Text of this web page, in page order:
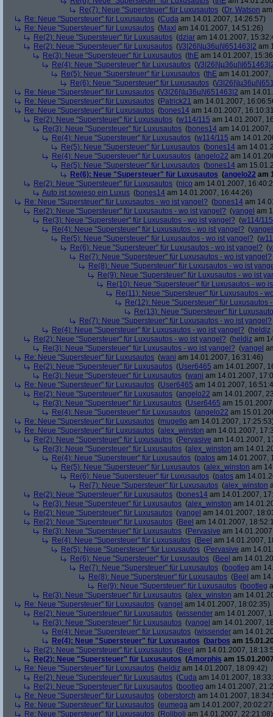
Re(7): Neue "Supersteuer" für Luxusautos (Dr. Watson
Re: Neue "Supersteuer" für Luxusautos (Cuda am 14.01.2007, 14:26:57)
Re: Neue "Supersteuer" für Luxusautos (Maxl am 14.01.2007, 14:51:26)
Re(2): Neue "Supersteuer" für Luxusautos (dziar am 14.01.2007,
Re(2): Neue "Supersteuer" für Luxusautos (\/3|26|\|µ36µ|\|651463|2 am
Re(3): Neue "Supersteuer" für Luxusautos (thE am 14.01.2007,
Re(4): Neue "Supersteuer" für Luxusautos (\/
Re(5): Neue "Supersteuer" für Luxusautos (thE am 14.01.2007,
Re(6): Neue "Supersteuer" für Luxusautos (\/
Re: Neue "Supersteuer" für Luxusautos (\/3|26|\|µ36µ|\|651463|2 am
Re: Neue "Supersteuer" für Luxusautos (Patrick21 am 14.01.2007,
Re: Neue "Supersteuer" für Luxusautos (bones14 am 14.01.2007,
Re(2): Neue "Supersteuer" für Luxusautos (w114/115 am 14.01.2007,
Re(3): Neue "Supersteuer" für Luxusautos (bones14 am 14.01.2007,
Re(4): Neue "Supersteuer" für Luxusautos (w114/115 am
Re(5): Neue "Supersteuer" für Luxusautos (bones14 am
Re(4): Neue "Supersteuer" für Luxusautos (angelo22 am
Re(5): Neue "Supersteuer" für Luxusautos (bones14 am
Re(6): Neue "Supersteuer" für Luxusautos (angelo22 am
Re(2): Neue "Supersteuer" für Luxusautos (nico am 14.01.2007,
Auto ist sowieso ein Luxus (bones14 am 14.01.2007, 16:44:26)
Re: Neue "Supersteuer" für Luxusautos - wo ist yangel? (bones14 am
Re(2): Neue "Supersteuer" für Luxusautos - wo ist yangel? (yangel am
Re(3): Neue "Supersteuer" für Luxusautos - wo ist yangel? (w114/115
Re(4): Neue "Supersteuer" für Luxusautos - wo ist yangel? (yangel
Re(5): Neue "Supersteuer" für Luxusautos - wo ist yangel? (
Re(6): Neue "Supersteuer" für Luxusautos - wo ist yangel? (
Re(7): Neue "Supersteuer" für Luxusautos - wo ist yangel?
Re(8): Neue "Supersteuer" für Luxusautos - wo ist
Re(9): Neue "Supersteuer" für Luxusautos - wo ist
Re(10): Neue "Supersteuer" für Luxusautos - wo
Re(11): Neue "Supersteuer" für Luxusautos -
Re(12): Neue "Supersteuer" für Luxusautos
Re(13): Neue "Supersteuer" für
Re(7): Neue "Supersteuer" für Luxusautos - wo ist yangel?
Re(4): Neue "Supersteuer" für Luxusautos - wo ist yangel? (heldiz
Re(2): Neue "Supersteuer" für Luxusautos - wo ist yangel? (heldiz am
Re(3): Neue "Supersteuer" für Luxusautos - wo ist yangel? (yangel
Re: Neue "Supersteuer" für Luxusautos (wani am 14.01.2007, 16:31:46)
Re(2): Neue "Supersteuer" für Luxusautos (User6465 am 14.01.2007,
Re(3): Neue "Supersteuer" für Luxusautos (wani am 14.01.2007,
Re: Neue "Supersteuer" für Luxusautos (User6465 am 14.01.2007,
Re(2): Neue "Supersteuer" für Luxusautos (angelo22 am 14.01.2007,
Re(3): Neue "Supersteuer" für Luxusautos (User6465 am
Re(4): Neue "Supersteuer" für Luxusautos (angelo22 am
Re: Neue "Supersteuer" für Luxusautos (mugello am 14.01.2007,
Re: Neue "Supersteuer" für Luxusautos (alex_winston am 14.01.2007,
Re(2): Neue "Supersteuer" für Luxusautos (Pervasive am 14.01.2007,
Re(3): Neue "Supersteuer" für Luxusautos (alex_winston am
Re(4): Neue "Supersteuer" für Luxusautos (patos am 14.01.2007,
Re(5): Neue "Supersteuer" für Luxusautos (alex_winston am
Re(6): Neue "Supersteuer" für Luxusautos (patos am
Re(7): Neue "Supersteuer" für Luxusautos (alex_winston
Re(2): Neue "Supersteuer" für Luxusautos (bones14 am 14.01.2007,
Re(3): Neue "Supersteuer" für Luxusautos (alex_winston am
Re(2): Neue "Supersteuer" für Luxusautos (yangel am 14.01.2007,
Re(2): Neue "Supersteuer" für Luxusautos (Beel am 14.01.2007,
Re(3): Neue "Supersteuer" für Luxusautos (Pervasive am
Re(4): Neue "Supersteuer" für Luxusautos (Beel am 14.01.2007,
Re(5): Neue "Supersteuer" für Luxusautos (Pervasive am
Re(6): Neue "Supersteuer" für Luxusautos (Beel am
Re(7): Neue "Supersteuer" für Luxusautos (bootleg am
Re(8): Neue "Supersteuer" für Luxusautos (Beel am
Re(9): Neue "Supersteuer" für Luxusautos (bootleg
Re(3): Neue "Supersteuer" für Luxusautos (alex_winston am
Re: Neue "Supersteuer" für Luxusautos (yangel am 14.01.2007, 18:02:35)
Re(2): Neue "Supersteuer" für Luxusautos (wissender am 14.01.2007,
Re(3): Neue "Supersteuer" für Luxusautos (yangel am 14.01.2007,
Re(4): Neue "Supersteuer" für Luxusautos (wissender am
Re(4): Neue "Supersteuer" für Luxusautos (barbos am
Re(2): Neue "Supersteuer" für Luxusautos (Beel am 14.01.2007,
Re(2): Neue "Supersteuer" für Luxusautos (Amorphis am
Re: Neue "Supersteuer" für Luxusautos (heldiz am 14.01.2007, 18:09:42)
Re(2): Neue "Supersteuer" für Luxusautos (Cuda am 14.01.2007,
Re(2): Neue "Supersteuer" für Luxusautos (bootleg am 14.01.2007,
Re: Neue "Supersteuer" für Luxusautos (oberstorch am 14.01.2007,
Re: Neue "Supersteuer" für Luxusautos (eumega am 14.01.2007,
Re: Neue "Supersteuer" für Luxusautos (Roliboli am 14.01.2007, 22:21:08)